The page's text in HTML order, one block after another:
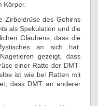
Körper.
Zirbeldrüse des Gehirns
als Spekulation und die
Glaubens, dass die
an sich hat.
gezeigt, dass
einer Ratte der DMT-
ist wie bei Ratten mit
dass DMT an anderer